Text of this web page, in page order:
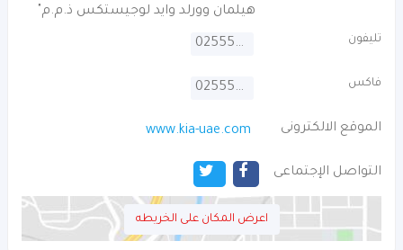
هيلمان وورلد وايد لوجيستكس ذ.م.م"
تليفون 025550170
فاكس 025550106
الموقع الالكترونى www.kia-uae.com
التواصل الإجتماعى
اعرض المكان على الخريطه